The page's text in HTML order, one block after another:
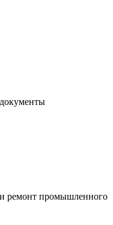
ремонт промышленного